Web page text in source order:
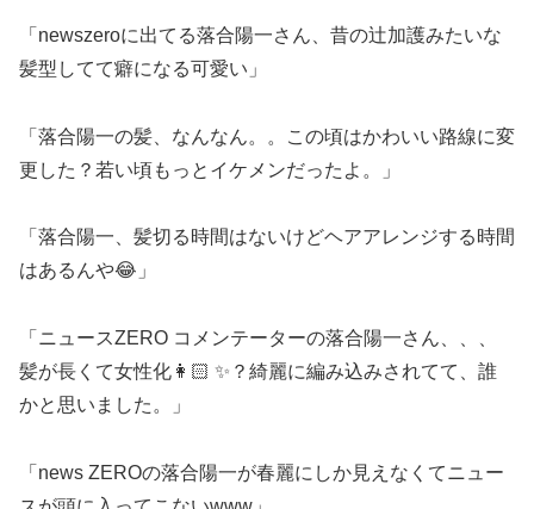
「newszeroに出てる落合陽一さん、昔の辻加護みたいな
髪型してて癖になる可愛い」
「落合陽一の髪、なんなん。。この頃はかわいい路線に変
更した？若い頃もっとイケメンだったよ。」
「落合陽一、髪切る時間はないけどヘアアレンジする時間
はあるんや😂」
「ニュースZERO コメンテーターの落合陽一さん、、、
髪が長くて女性化👩🏻 ✨？綺麗に編み込みされてて、誰
かと思いました。」
「news ZEROの落合陽一が春麗にしか見えなくてニュー